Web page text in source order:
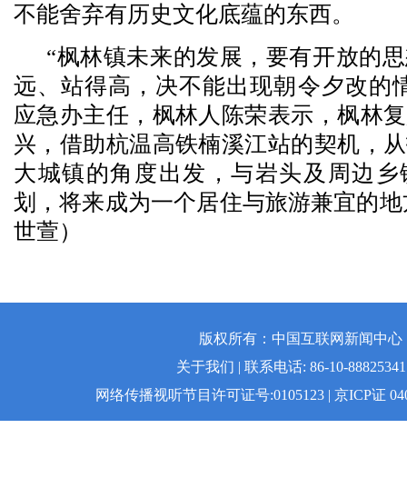
不能舍弃有历史文化底蕴的东西。
“枫林镇未来的发展，要有开放的
远、站得高，决不能出现朝令夕改的
应急办主任，枫林人陈荣表示，枫林
兴，借助杭温高铁楠溪江站的契机，
大城镇的角度出发，与岩头及周边
划，将来成为一个居住与旅游兼宜的
世萱）
版权所有：中国互联网新闻中
关于我们 | 联系电话: 86-10-
网络传播视听节目许可证号:0105123 | 京ICP证